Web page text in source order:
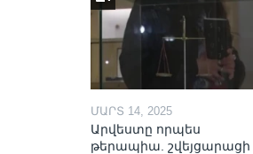
ՄԱՐՏ 14, 2025
Արվեստը որպես
թերապիա. շվեյցարացի